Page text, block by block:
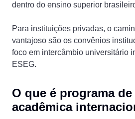
dentro do ensino superior
Para instituições privadas, o
vantajoso são os convênios
foco em intercâmbio universitário
ESEG.
O que é programa
acadêmica